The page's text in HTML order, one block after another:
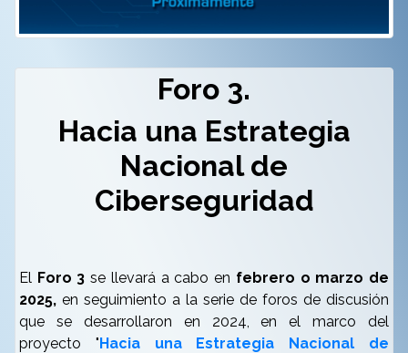
Foro 3.
Hacia una Estrategia
Nacional de
Ciberseguridad
El Foro 3 se llevará a cabo en febrero o marzo de
2025, en seguimiento a la serie de foros de discusión
que se desarrollaron en 2024, en el marco del
proyecto "Hacia una Estrategia Nacional de